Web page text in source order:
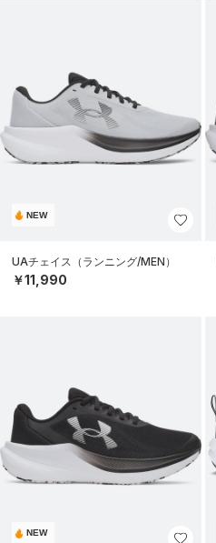
NEW
UAチェイス（ランニング/MEN）
￥11,990
NEW